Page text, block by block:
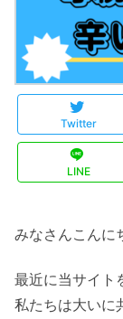
Twitter
LINE
みなさんこんに
最近に当サイト
私たちは大いに